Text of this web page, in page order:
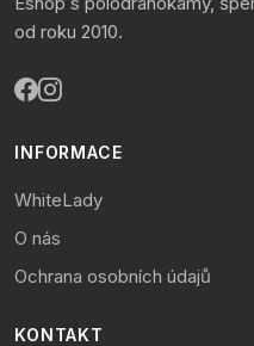
od roku 2010.
INFORMACE
WhiteLady
O nás
Ochrana osobních údajů
KONTAKT